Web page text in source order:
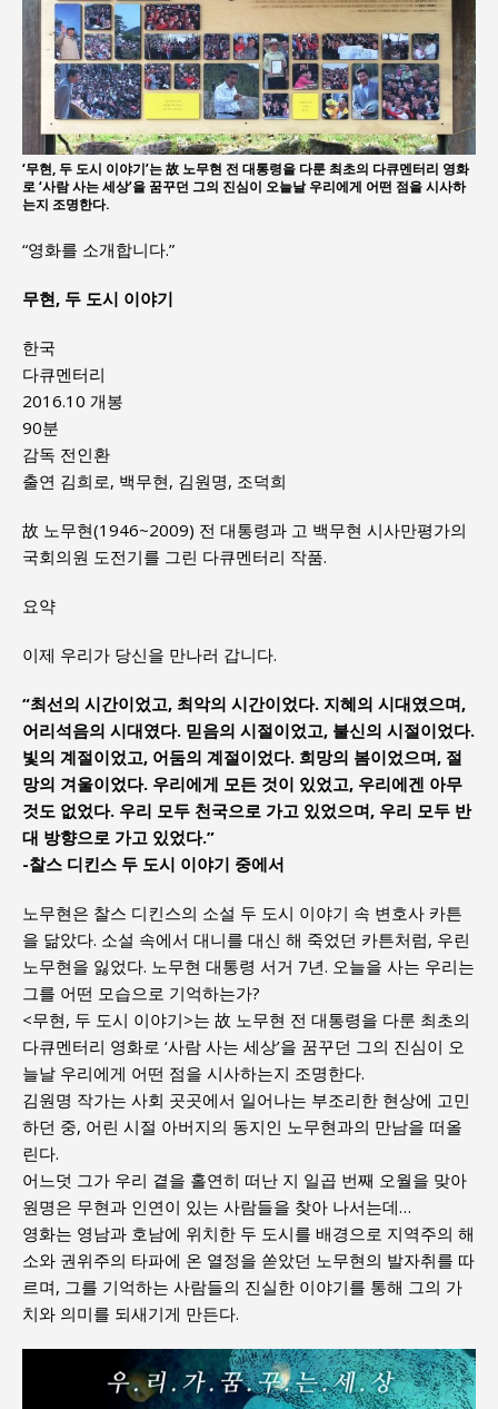
‘무현, 두 도시 이야기’는 故 노무현 전 대통령을 다룬 최초의 다큐멘터리 영화
로 ‘사람 사는 세상’을 꿈꾸던 그의 진심이 오늘날 우리에게 어떤 점을 시사하
는지 조명한다.
“영화를 소개합니다.”
무현, 두 도시 이야기
한국
다큐멘터리
2016.10 개봉
90분
감독 전인환
출연 김희로, 백무현, 김원명, 조덕희
故 노무현(1946~2009) 전 대통령과 고 백무현 시사만평가의
국회의원 도전기를 그린 다큐멘터리 작품.
요약
이제 우리가 당신을 만나러 갑니다.
“최선의 시간이었고, 최악의 시간이었다. 지혜의 시대였으며,
어리석음의 시대였다. 믿음의 시절이었고, 불신의 시절이었다.
빛의 계절이었고, 어둠의 계절이었다. 희망의 봄이었으며, 절
망의 겨울이었다. 우리에게 모든 것이 있었고, 우리에겐 아무
것도 없었다. 우리 모두 천국으로 가고 있었으며, 우리 모두 반
대 방향으로 가고 있었다.”
-찰스 디킨스 두 도시 이야기 중에서
노무현은 찰스 디킨스의 소설 두 도시 이야기 속 변호사 카튼
을 닮았다. 소설 속에서 대니를 대신 해 죽었던 카튼처럼, 우린
노무현을 잃었다. 노무현 대통령 서거 7년. 오늘을 사는 우리는
그를 어떤 모습으로 기억하는가?
<무현, 두 도시 이야기>는 故 노무현 전 대통령을 다룬 최초의
다큐멘터리 영화로 ‘사람 사는 세상’을 꿈꾸던 그의 진심이 오
늘날 우리에게 어떤 점을 시사하는지 조명한다.
김원명 작가는 사회 곳곳에서 일어나는 부조리한 현상에 고민
하던 중, 어린 시절 아버지의 동지인 노무현과의 만남을 떠올
린다.
어느덧 그가 우리 곁을 홀연히 떠난 지 일곱 번째 오월을 맞아
원명은 무현과 인연이 있는 사람들을 찾아 나서는데…
영화는 영남과 호남에 위치한 두 도시를 배경으로 지역주의 해
소와 권위주의 타파에 온 열정을 쏟았던 노무현의 발자취를 따
르며, 그를 기억하는 사람들의 진실한 이야기를 통해 그의 가
치와 의미를 되새기게 만든다.